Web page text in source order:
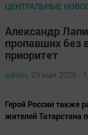
ЦЕНТРАЛЬНЫЕ
Александр
пропавших без
приоритет
admin, 25 мая 2026 -
Герой России также
жителей Татарстана